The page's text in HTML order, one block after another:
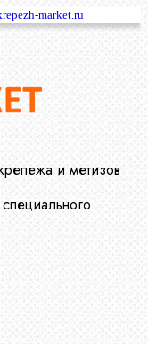
market.ru
и метизов